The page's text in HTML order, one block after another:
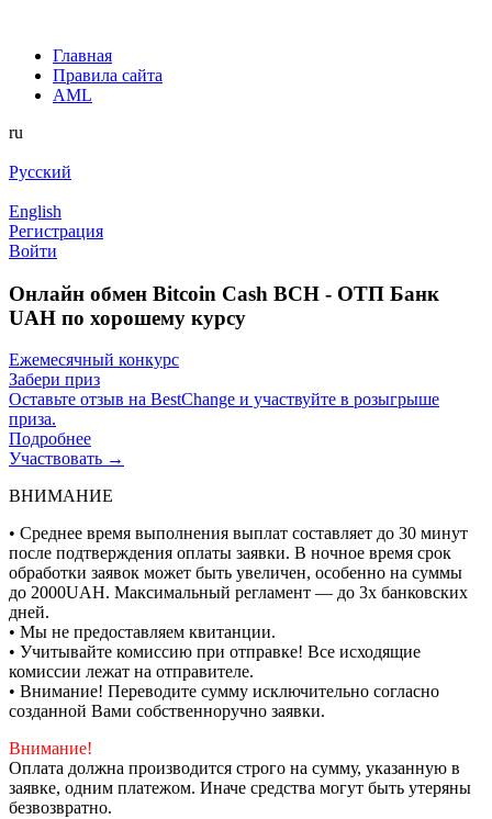
Главная
Правила сайта
AML
ru
Русский
English
Регистрация
Войти
Онлайн обмен Bitcoin Cash BCH - ОТП Банк
UAH по хорошему курсу
Ежемесячный конкурс
Забери приз
Оставьте отзыв на BestChange и участвуйте в розыгрыше
приза.
Подробнее
Участвовать →
ВНИМАНИЕ
• Среднее время выполнения выплат составляет до 30 минут
после подтверждения оплаты заявки. В ночное время срок
обработки заявок может быть увеличен, особенно на суммы
до 2000UAH. Максимальный регламент — до 3х банковских
дней.
• Мы не предоставляем квитанции.
• Учитывайте комиссию при отправке! Все исходящие
комиссии лежат на отправителе.
• Внимание! Переводите сумму исключительно согласно
созданной Вами собственноручно заявки.
Внимание!
Оплата должна производится строго на сумму, указанную в
заявке, одним платежом. Иначе средства могут быть утеряны
безвозвратно.